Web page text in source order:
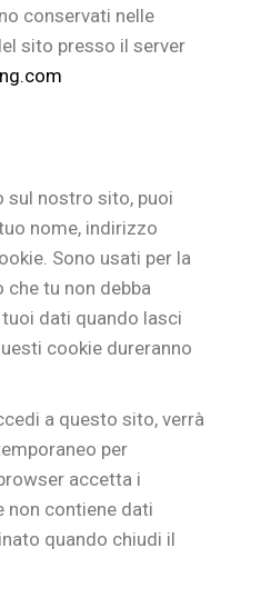
conservati nelle
sito presso il server
sul nostro sito, puoi
nome, indirizzo
Sono usati per la
tu non debba
dati quando lasci
cookie dureranno
a questo sito, verrà
per
accetta i
non contiene dati
quando chiudi il